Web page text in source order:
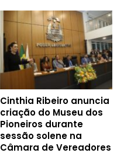
Cinthia Ribeiro anuncia
criação do Museu dos
Pioneiros durante
sessão solene na
Câmara de Vereadores